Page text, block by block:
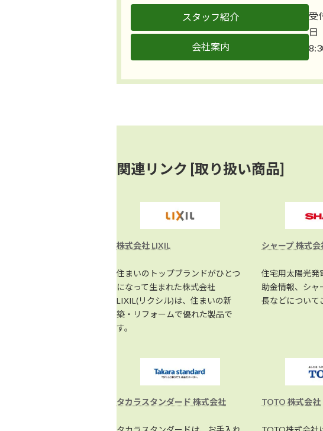
スタッフ紹介
会社案内
受
日
関連リンク [取り扱い商品]
株式会社 LIXIL
住まいのトップブランドがひとつ
になって生まれた株式会社
LIXIL(リクシル)は、住まいの新
築・リフォームで優れた製品で
す。
シャープ 株式会
住宅用太陽光発
助金情報、シャ
長などについて
タカラスタンダード 株式会社 TOTO 株式会社